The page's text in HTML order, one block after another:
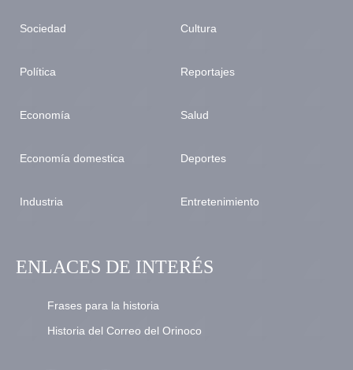
Sociedad
Política
Economía
Economía domestica
Industria
Cultura
Reportajes
Salud
Deportes
Entretenimiento
ENLACES DE INTERÉS
Frases para la historia
Historia del Correo del Orinoco